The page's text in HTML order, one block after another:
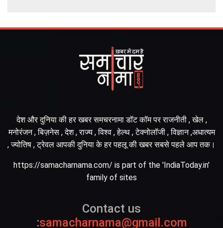
देश और दुनिया की हर खबर समचरनामा डॉट कॉम पर राजनीती , खेल ,
मनोरंजन , बिज़नेस , देश , राज्य , विश्व , हेल्थ , टेक्नोलॉजी , विज्ञान ,अधात्यम
, ज्योतिष , ट्रेवल आपकी दुनिया के हर पहलू की खबर सबसे पहले आप तक।
https://samacharnama.com/ is part of the 'IndiaToday.in'
family of sites
Contact us
:samacharnama@gmail.com